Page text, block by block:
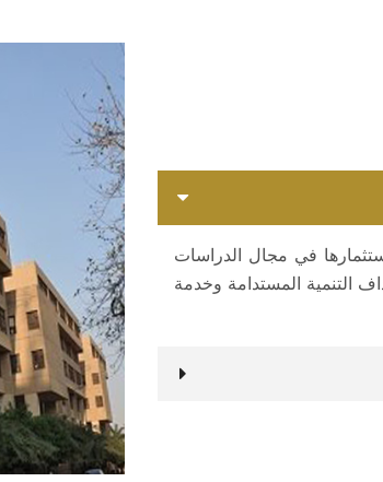
في مجال الدراسات
التنمية المستدامة وخدمة